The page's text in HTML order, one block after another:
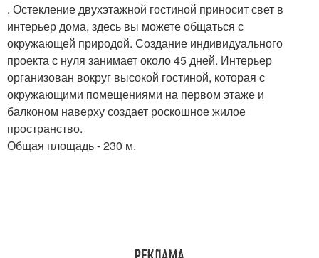
. Остекление двухэтажной гостиной приносит свет в
интерьер дома, здесь вы можете общаться с
окружающей природой. Создание индивидуального
проекта с нуля занимает около 45 дней. Интерьер
организован вокруг высокой гостиной, которая с
окружающими помещениями на первом этаже и
балконом наверху создает роскошное жилое
пространство.
Общая площадь - 230 м.